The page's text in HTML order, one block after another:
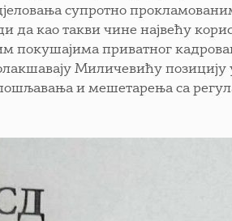
дјеловања супротно
да као такви чине највећу
покушајима приватног
Миличевићу позицију
и мешетарења са